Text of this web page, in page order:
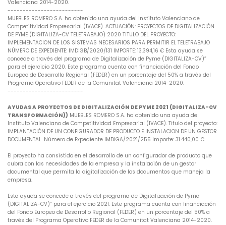
Valenciana 2014-2020.
-------------------------
MUEBLES ROMERO S.A. ha obtenido una ayuda del Instituto Valenciano de
Competitividad Empresarial (IVACE). ACTUACIÓN: PROYECTOS DE DIGITALIZACIÓN
DE PYME (DIGITALIZA-CV TELETRABAJO) 2020 TITULO DEL PROYECTO:
IMPLEMENTACION DE LOS SISTEMAS NECESARIOS PARA PERMITIR EL TELETRABAJO
NÚMERO DE EXPEDIENTE: IMDIGB/2020/131 IMPORTE: 13.394,16 € Esta ayuda se
concede a través del programa de Digitalización de Pyme (DIGITALIZA-CV)”
para el ejercicio 2020. Este programa cuenta con financiación del Fondo
Europeo de Desarrollo Regional (FEDER) en un porcentaje del 50% a través del
Programa Operativo FEDER de la Comunitat Valenciana 2014-2020.
-------------------------
AYUDAS A PROYECTOS DE DIGITALIZACIÓN DE PYME 2021 (DIGITALIZA-CV
TRANSFORMACIÓN)) MUEBLES ROMERO S.A. ha obtenido una ayuda del
Instituto Valenciano de Competitividad Empresarial (IVACE). Titulo del proyecto:
IMPLANTACIÓN DE UN CONFIGURADOR DE PRODUCTO E INSTALACION DE UN GESTOR
DOCUMENTAL. Número de Expediente IMDIGA/2021/255 Importe: 31.440,00 €
El proyecto ha consistido en el desarrollo de un configurador de producto que
cubra con las necesidades de la empresa y la instalación de un gestor
documental que permita la digitalización de los documentos que maneja la
empresa.
Esta ayuda se concede a través del programa de Digitalización de Pyme
(DIGITALIZA-CV)” para el ejercicio 2021. Este programa cuenta con financiación
del Fondo Europeo de Desarrollo Regional (FEDER) en un porcentaje del 50% a
través del Programa Operativo FEDER de la Comunitat Valenciana 2014-2020.